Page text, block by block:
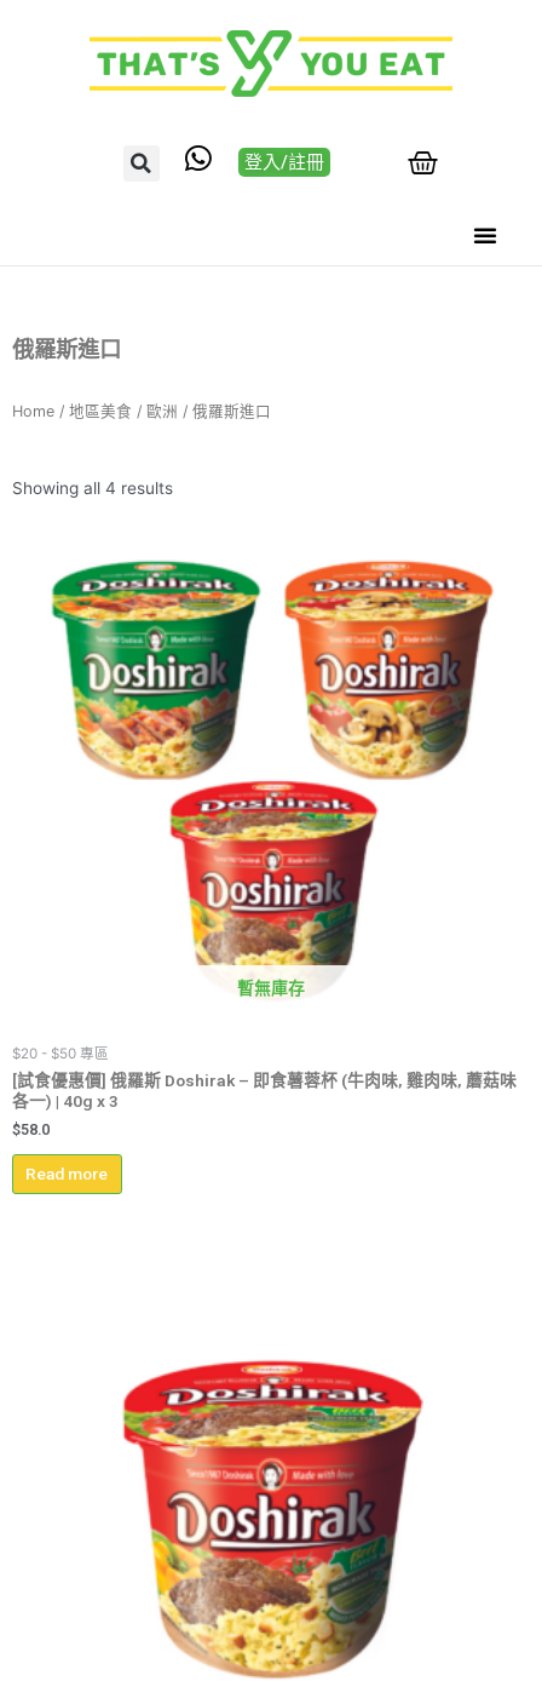
登入/註冊
俄羅斯進口
Home / 地區美食 / 歐洲 / 俄羅斯進口
Showing all 4 results
暫無庫存
$20 - $50 專區
[試食優惠價] 俄羅斯 Doshirak – 即食薯蓉杯 (牛肉味, 雞肉味, 蘑菇味
各一) | 40g x 3
$58.0
Read more